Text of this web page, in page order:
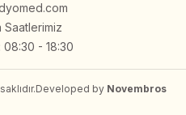
Saatlerimiz
08:30 - 18:30
Developed by Novembros